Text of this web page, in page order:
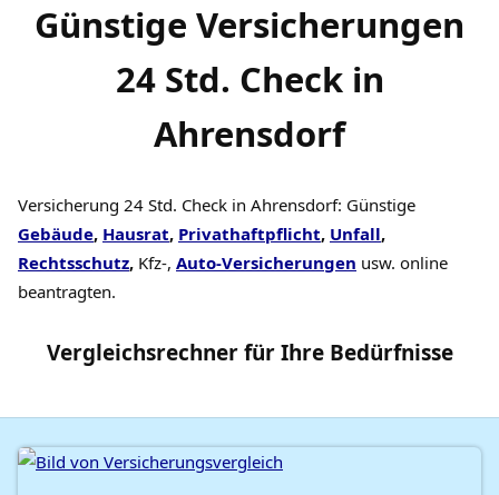
Günstige Versicherungen
24 Std. Check in
Ahrensdorf
Versicherung 24 Std. Check in Ahrensdorf: Günstige
Gebäude, Hausrat, Privathaftpflicht, Unfall,
Rechtsschutz, Kfz-, Auto-Versicherungen usw. online
beantragten.
Vergleichsrechnerfür Ihre Bedürfnisse